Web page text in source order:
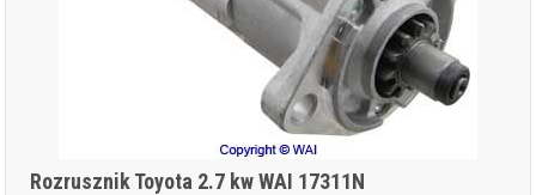
Rozrusznik Toyota 2.7 kw WAI 17311N